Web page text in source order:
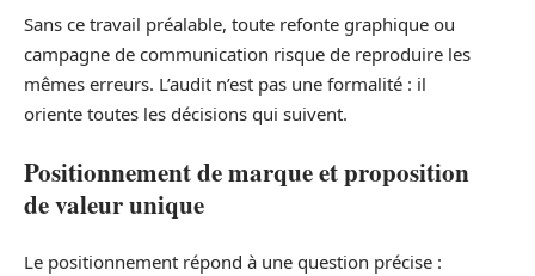
Sans ce travail préalable, toute refonte graphique ou
campagne de communication risque de reproduire les
mêmes erreurs. L’audit n’est pas une formalité : il
oriente toutes les décisions qui suivent.
Positionnement de marque et proposition
de valeur unique
Le positionnement répond à une question précise :